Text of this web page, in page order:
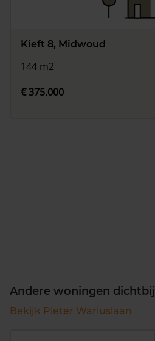
Kieft 8, Midwoud
144 m2
€ 375.000
Andere woningen dichtbij
Bekijk Pieter Wariuslaan